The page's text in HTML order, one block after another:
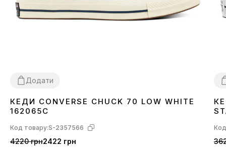
Додати
3839414243 44
КЕДИ CONVERSE CHUCK 70 LOW WHITE
162065C
Код товару:S-2357566
4220 грн2422 грн